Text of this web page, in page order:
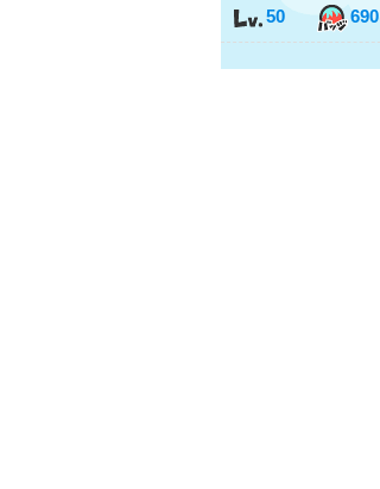
50 690